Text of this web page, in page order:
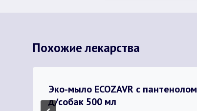
Похожие лекарства
Эко-мыло ECOZAVR с пантенолом
д/собак 500 мл